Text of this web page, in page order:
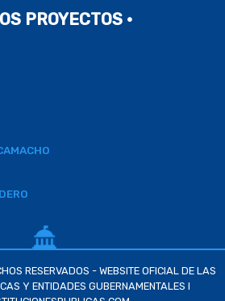
PROYECTOS •
RESERVADOS - WEBSITE OFICIAL DE LAS
Y ENTIDADES GUBERNAMENTALES I